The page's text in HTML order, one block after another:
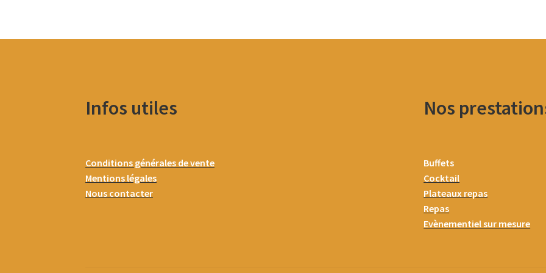
Infos utiles
Conditions générales de vente
Mentions légales
Nous contacter
Nos
Buffets
Cocktail
Plateaux repas
Repas
Evènementiel sur mesure